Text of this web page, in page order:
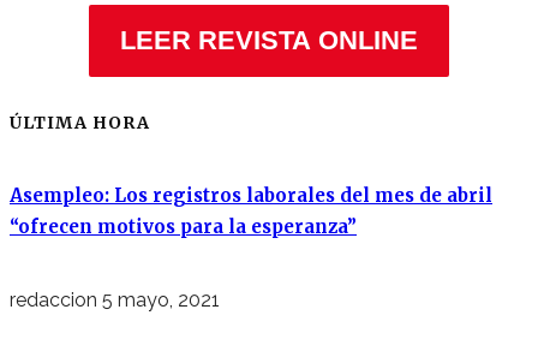
LEER REVISTA ONLINE
ÚLTIMA HORA
Asempleo: Los registros laborales del mes de abril
“ofrecen motivos para la esperanza”
redaccion 5 mayo, 2021